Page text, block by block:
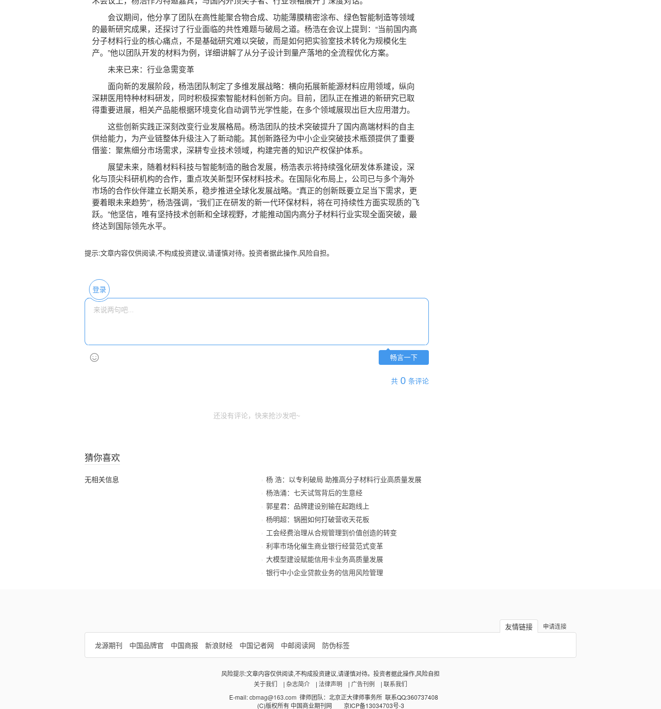
会议期间，他分享了团队在高性能聚合物合成、功能薄膜精密涂布、绿色智能制造等领域
的最新研究成果，还探讨了行业面临的共性难题与破局之道。杨浩在会议上提到：“当前国内高
分子材料行业的核心痛点，不是基础研究难以突破，而是如何把实验室技术转化为规模化生
产。”他以团队开发的材料为例，详细讲解了从分子设计到量产落地的全流程优化方案。
未来已来：行业急需变革
面向新的发展阶段，杨浩团队制定了多维发展战略：横向拓展新能源材料应用领域，纵向
深耕医用特种材料研发，同时积极探索智能材料创新方向。目前，团队正在推进的新研究已取
得重要进展，相关产品能根据环境变化自动调节光学性能，在多个领域展现出巨大应用潜力。
这些创新实践正深刻改变行业发展格局。杨浩团队的技术突破提升了国内高端材料的自主
供给能力，为产业链整体升级注入了新动能。其创新路径为中小企业突破技术瓶颈提供了重要
借鉴：聚焦细分市场需求，深耕专业技术领域，构建完善的知识产权保护体系。
展望未来，随着材料科技与智能制造的融合发展，杨浩表示将持续强化研发体系建设，深
化与顶尖科研机构的合作，重点攻关新型环保材料技术。在国际化布局上，公司已与多个海外
市场的合作伙伴建立长期关系，稳步推进全球化发展战略。“真正的创新既要立足当下需求，更
要着眼未来趋势”，杨浩强调，“我们正在研发的新一代环保材料，将在可持续性方面实现质的飞
跃。”他坚信，唯有坚持技术创新和全球视野，才能推动国内高分子材料行业实现全面突破，最
终达到国际领先水平。
提示:文章内容仅供阅读,不构成投资建议,请谨慎对待。投资者据此操作,风险自担。
登录
畅言一下
共 0 条评论
还没有评论，快来抢沙发吧~
猜你喜欢
无相关信息
杨 浩：以专利破局 助推高分子材料行业高质量发展
杨浩涌：七天试驾背后的生意经
郭星君：品牌建设别输在起跑线上
杨明超：锅圈如何打破营收天花板
工会经费治理从合规管理到价值创造的转变
利率市场化催生商业银行经营范式变革
大模型建设赋能信用卡业务高质量发展
银行中小企业贷款业务的信用风险管理
申请连接
友情链接
龙源期刊
中国品牌官 中国商报 新浪财经 中国记者网 中邮阅读网 防伪标签
风险提示:文章内容仅供阅读,不构成投资建议,请谨慎对待。投资者据此操作,风险自担
关于我们 | 杂志简介 | 法律声明 | 广告刊例 | 联系我们
E-mail:cbmag@163.com 律师团队：北京正大律师事务所 联系QQ:360737408
(C)版权所有 中国商业期刊网 京ICP备13034703号-3